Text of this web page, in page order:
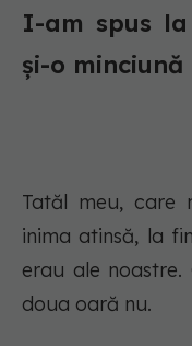
I-am spus
și-o minciună
Tatăl meu, care
inima atinsă, la
erau ale
doua oară nu.